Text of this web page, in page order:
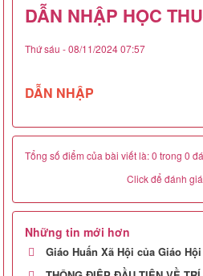
DẪN NHẬP HỌC
Thứ sáu - 08/11/2024 07:57
DẪN NHẬP
Tổng số điểm của bài viết là: 0 trong 0
Click để đánh
Những tin mới hơn
Giáo Huấn Xã Hội của Giáo